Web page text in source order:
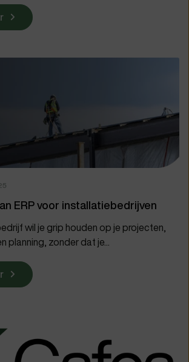
ERP voor installatiebedrijven
wil je grip houden op je projecten,
planning, zonder dat je...